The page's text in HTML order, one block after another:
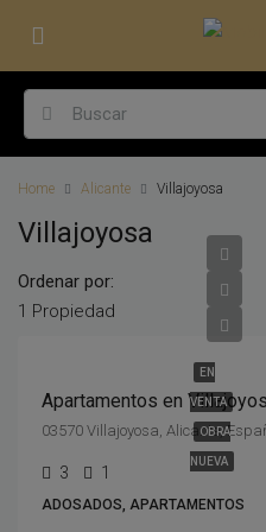
Home Alicante Villajoyosa
Villajoyosa
1 Propiedad
Ordenar por:
EN
VENTA
OBRA
NUEVA
Apartamentos en
03570 Villajoyosa, Alicante,
3 1
ADOSADOS, APARTAMENTOS